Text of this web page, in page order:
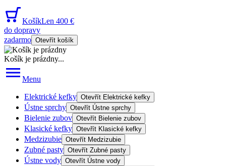
KošíkLen 400 €
do dopravy
zadarmo Otevřít košík
Košík je prázdny...
Menu
Elektrické kefky Otevřít Elektrické kefky
Ústne sprchy Otevřít Ústne sprchy
Bielenie zubov Otevřít Bielenie zubov
Klasické kefky Otevřít Klasické kefky
Medzizubie Otevřít Medzizubie
Zubné pasty Otevřít Zubné pasty
Ústne vody Otevřít Ústne vody